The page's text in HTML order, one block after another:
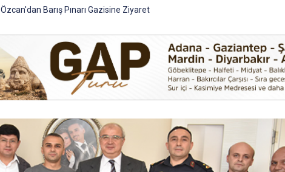
Özcan'dan Barış Pınarı Gazisine Ziyaret